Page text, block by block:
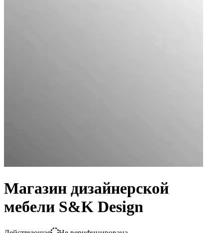
Магазин дизайнерской
мебели S&K Design